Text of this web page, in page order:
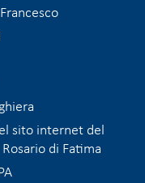
sito internet del
di Fatima